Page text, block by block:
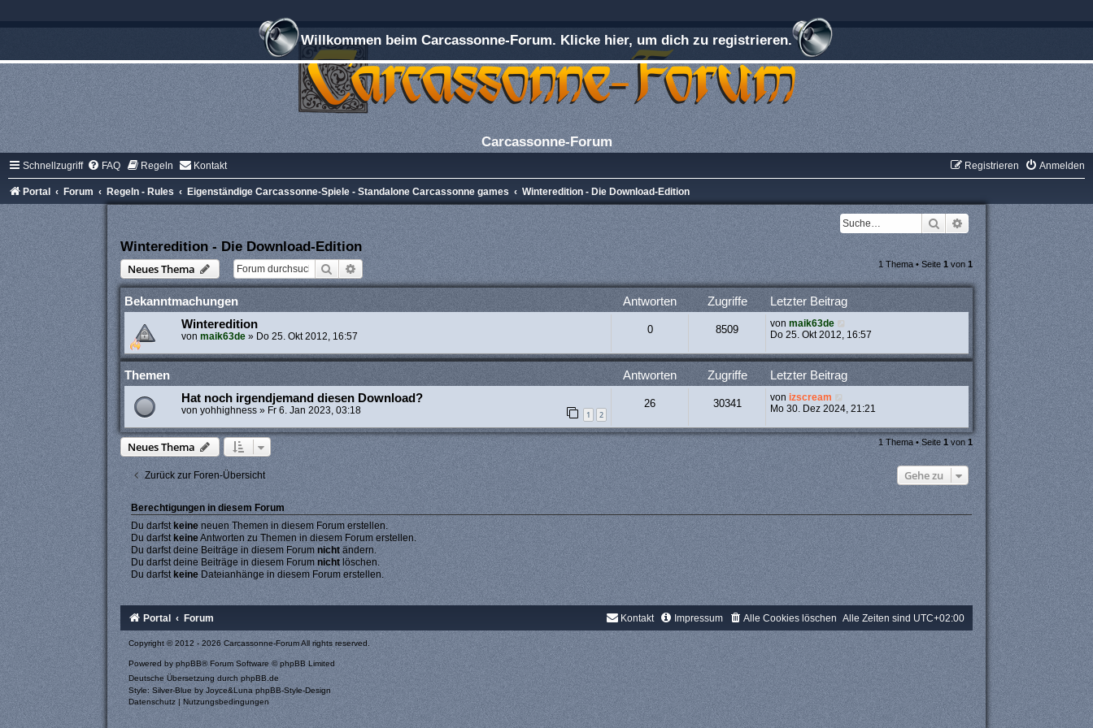
Willkommen beim Carcassonne-Forum. Klicke hier, um dich zu registrieren.
Carcassonne-Forum
Schnellzugriff FAQ Regeln Kontakt Anmelden
Registrieren
Portal Forum Regeln - Rules Eigenständige Carcassonne-Spiele - Standalone Carcassonne games Winteredition - Die Download-Edition
Suche
Erweiterte Suche
Winteredition - Die Download-Edition
Neues Thema
Suche Erweiterte Suche 1 Thema • Seite1 von1
Bekanntmachungen Antworten Zugriffe Letzter Beitrag
Winteredition
von maik63de» Do 25. Okt 2012, 16:57
0 8509 vonmaik63de
Do 25. Okt 2012, 16:57
Themen Antworten Zugriffe Letzter Beitrag
Hat noch irgendjemand diesen Download?
von yohhighness» Fr 6. Jan 2023, 03:18 1 2
26 30341 von izscream
Mo 30. Dez 2024, 21:21
Neues Thema 1 Thema • Seite1von1
Zurück zur Foren-Übersicht Gehe zu
Berechtigungen in diesem Forum
Du darfstkeineneuen Themen in diesem Forum erstellen.
Du darfst keineAntworten zu Themen in diesem Forum erstellen.
Du darfst deine Beiträge in diesem Forumnichtändern.
Du darfst deine Beiträge in diesem Forum nichtlöschen.
Du darfst keineDateianhänge in diesem Forum erstellen.
Portal Forum Alle Zeiten sind UTC+02:00
Alle Cookies löschen
Impressum
Kontakt
Copyright © 2012 - 2026 Carcassonne-Forum All rights reserved.
Powered by phpBB® Forum Software © phpBB Limited
Deutsche Übersetzung durch phpBB.de
Style: Silver-Blue by Joyce&Luna phpBB-Style-Design
Datenschutz | Nutzungsbedingungen